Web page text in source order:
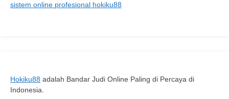
Optimal
sistem online profesional hokiku88
Hokiku88 adalah Bandar Judi Online Paling di Percaya di
Indonesia.